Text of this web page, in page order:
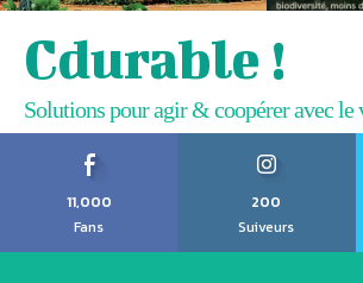
Cdurable !
Solutions pour agir & coopérer avec le
11,000
Fans
200
Suiveurs